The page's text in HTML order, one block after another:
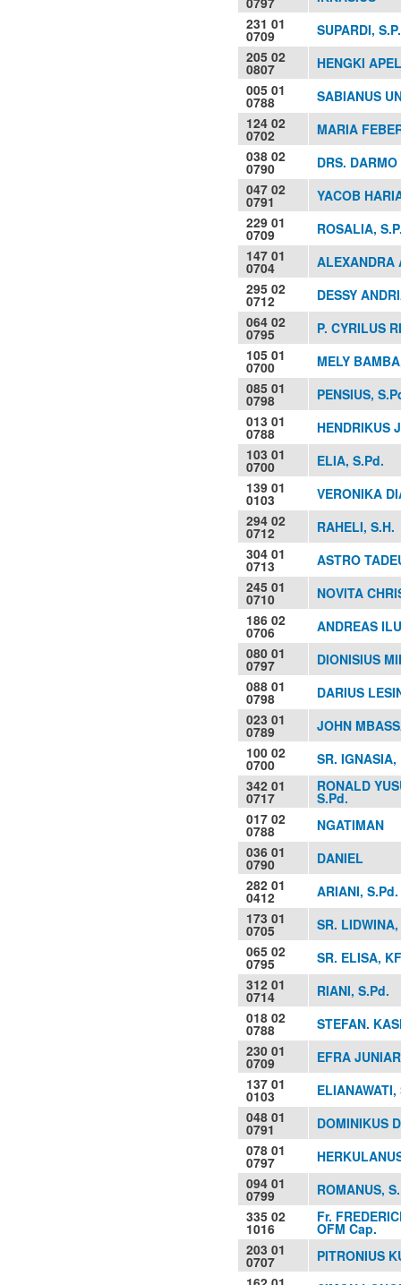
231 01
0709
SUPARDI, S.P.
205 02
0807
HENGKI
005 01
0788
SABIANUS
124 02
0702
MARIA
038 02
0790
DRS. DARMO
047 02
0791
YACOB
229 01
0709
ROSALIA,
147 01
0704
ALEXANDRA
295 02
0712
DESSY
064 02
0795
P. CYRILUS
105 01
0700
MELY
085 01
0798
PENSIUS,
013 01
0788
HENDRIKUS
103 01
0700
ELIA, S.Pd.
139 01
0103
VERONIKA
294 02
0712
RAHELI, S.H.
304 01
0713
ASTRO
245 01
0710
NOVITA
186 02
0706
ANDREAS
080 01
0797
DIONISIUS
088 01
0798
DARIUS
023 01
0789
JOHN
100 02
0700
SR. IGNASIA,
342 01
0717
RONALD
S.Pd.
017 02
0788
NGATIMAN
036 01
0790
DANIEL
282 01
0412
ARIANI, S.Pd.
173 01
0705
SR.
065 02
0795
SR. ELISA,
312 01
0714
RIANI, S.Pd.
018 02
0788
STEFAN.
230 01
0709
EFRA
137 01
0103
ELIANAWATI,
048 01
0791
DOMINIKUS
078 01
0797
094 01
0799
ROMANUS,
335 02
1016
Fr.
OFM Cap.
203 01
0707
PITRONIUS